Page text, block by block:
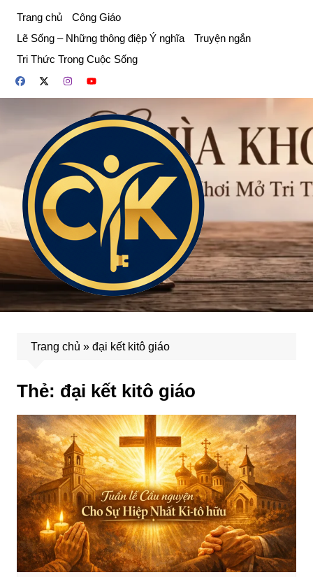
phần
dung
Trang chủ
Công Giáo
Lẽ Sống – Những thông điệp Ý nghĩa
Truyện ngắn
Tri Thức Trong Cuộc Sống
Trang chủ » đại kết kitô giáo
Thẻ: đại kết kitô giáo